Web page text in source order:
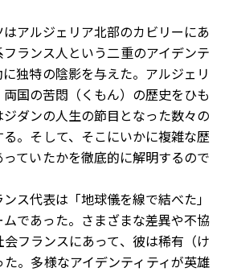
アルジェリア北部のカビリーにあ
ランス人という二重のアイデンテ
独特の陰影を与えた。アルジェリ
国の苦悶（くもん）の歴史をひも
ダンの人生の節目となった数々の
。そして、そこにいかに複雑な歴
ていたかを徹底的に解明するので
ス代表は「地球儀を線で結べた」
であった。さまざまな差異や不協
フランスにあって、彼は稀有（け
。多様なアイデンティティが英雄